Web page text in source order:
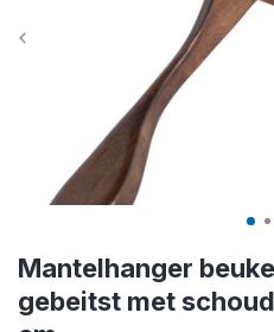
Mantelhanger
gebeitst met